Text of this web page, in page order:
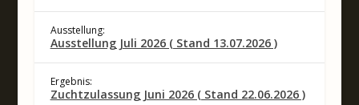
Ausstellung:
Ausstellung Juli 2026 ( Stand 13.07.2026 )
Ergebnis:
Zuchtzulassung Juni 2026 ( Stand 22.06.2026 )